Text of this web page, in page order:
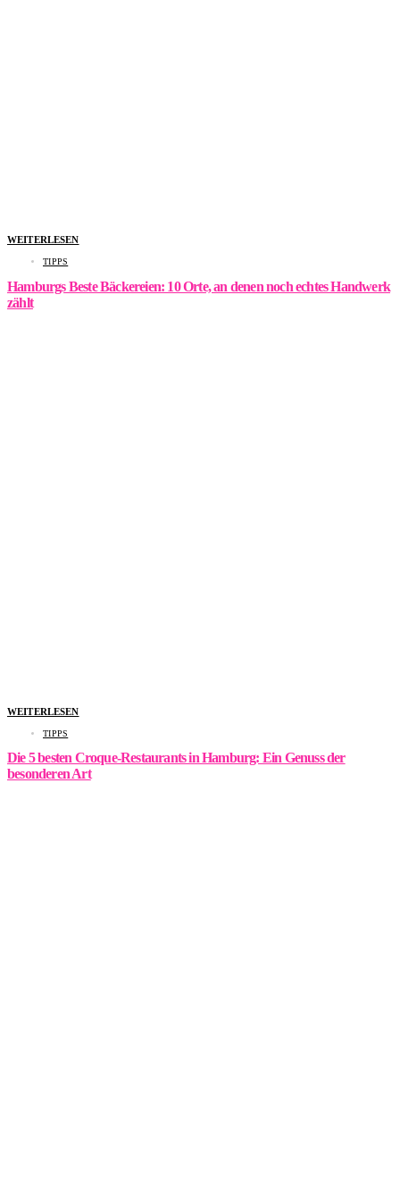
WEITERLESEN
TIPPS
Hamburgs Beste Bäckereien: 10 Orte, an denen noch echtes Handwerk
zählt
WEITERLESEN
TIPPS
Die 5 besten Croque-Restaurants in Hamburg: Ein Genuss der
besonderen Art